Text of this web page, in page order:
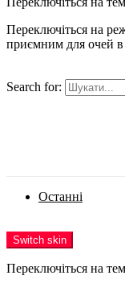
Переключіться на
приємним для очей
Search for:
Останні
Switch skin
Переключіться на